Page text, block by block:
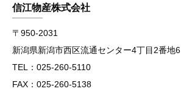
信江物産株式会社
〒950-2031
新潟県新潟市西区流通センター4丁目2番地6
TEL：025-260-5110
FAX：025-260-5138